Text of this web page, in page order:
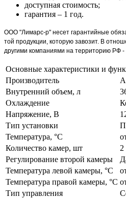
доступная стоимость;
гарантия – 1 год.
ООО "Лимарс-р" несет гарантийные
той продукции, которую завозит. В
другими компаниями на территорию РФ -
Основные характеристики и
Производитель
Внутренний объем, л
Охлаждение
Напряжение, В
Тип установки
Температура, °C
Количество камер, шт
2
Регулирование второй камеры
Температура левой камеры, °C
Температура правой камеры, °C
Тип управления